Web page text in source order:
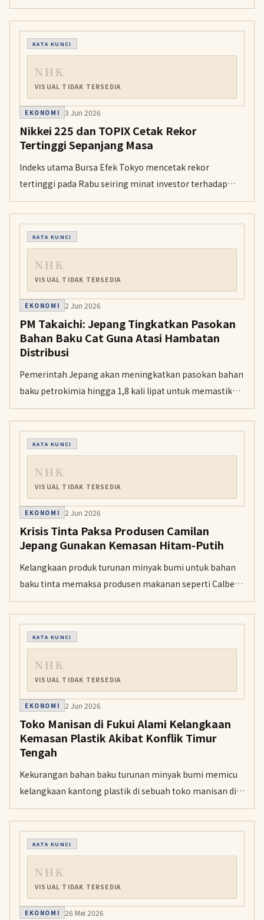
konsumsi makanan menjadi 1 persen memerlukan
waktu sekitar enam bulan.
KATA KUNCI
NHK
VISUAL TIDAK TERSEDIA
EKONOMI 3 Jun 2026
Nikkei 225 dan TOPIX Cetak Rekor
Tertinggi Sepanjang Masa
Indeks utama Bursa Efek Tokyo mencetak rekor
tertinggi pada Rabu seiring minat investor terhadap
sektor teknologi. Kenaikan ini didorong oleh optimisme
terhadap pertumbuhan permintaan kecerdasan buatan.
KATA KUNCI
NHK
VISUAL TIDAK TERSEDIA
EKONOMI 2 Jun 2026
PM Takaichi: Jepang Tingkatkan Pasokan
Bahan Baku Cat Guna Atasi Hambatan
Distribusi
Pemerintah Jepang akan meningkatkan pasokan bahan
baku petrokimia hingga 1,8 kali lipat untuk memastikan
ketersediaan cat bagi kontraktor kecil di tengah gejolak
di Timur Tengah.
KATA KUNCI
NHK
VISUAL TIDAK TERSEDIA
EKONOMI 2 Jun 2026
Krisis Tinta Paksa Produsen Camilan
Jepang Gunakan Kemasan Hitam-Putih
Kelangkaan produk turunan minyak bumi untuk bahan
baku tinta memaksa produsen makanan seperti Calbee
dan Kagome menyederhanakan desain kemasan mereka
demi konservasi.
KATA KUNCI
NHK
VISUAL TIDAK TERSEDIA
EKONOMI 2 Jun 2026
Toko Manisan di Fukui Alami Kelangkaan
Kemasan Plastik Akibat Konflik Timur
Tengah
Kekurangan bahan baku turunan minyak bumi memicu
kelangkaan kantong plastik di sebuah toko manisan di
Kota Fukui, memaksa pemilik mengimbau pelanggan
membawa tas pendingin sendiri.
KATA KUNCI
NHK
VISUAL TIDAK TERSEDIA
EKONOMI 26 Mei 2026